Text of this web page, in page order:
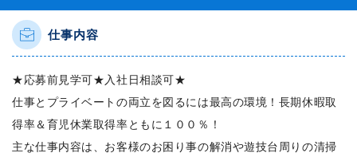
仕事内容
★応募前見学可★入社日相談可★
仕事とプライベートの両立を図るには最高の環境！長期休暇取
得率＆育児休業取得率ともに１００％！
主な仕事内容は、お客様のお困り事の解消や遊技台周りの清掃